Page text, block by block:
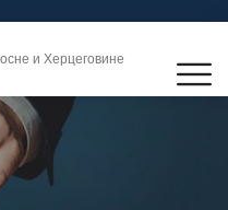
и Херцеговине